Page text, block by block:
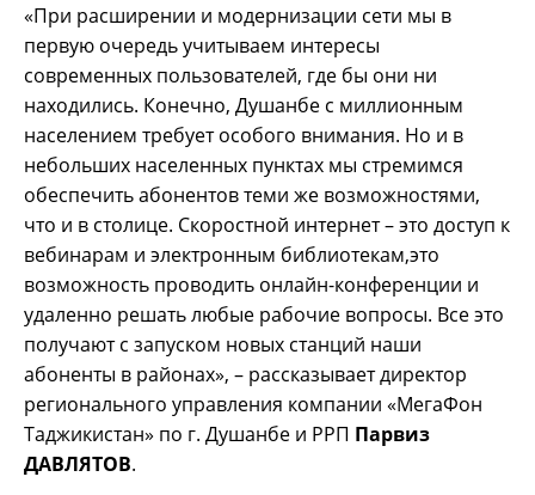
«При расширении и модернизации сети мы в
первую очередь учитываем интересы
современных пользователей, где бы они ни
находились. Конечно, Душанбе с миллионным
населением требует особого внимания. Но и в
небольших населенных пунктах мы стремимся
обеспечить абонентов теми же возможностями,
что и в столице. Скоростной интернет – это доступ к
вебинарам и электронным библиотекам,это
возможность проводить онлайн-конференции и
удаленно решать любые рабочие вопросы. Все это
получают с запуском новых станций наши
абоненты в районах», – рассказывает директор
регионального управления компании «МегаФон
Таджикистан» по г. Душанбе и РРП Парвиз
ДАВЛЯТОВ.